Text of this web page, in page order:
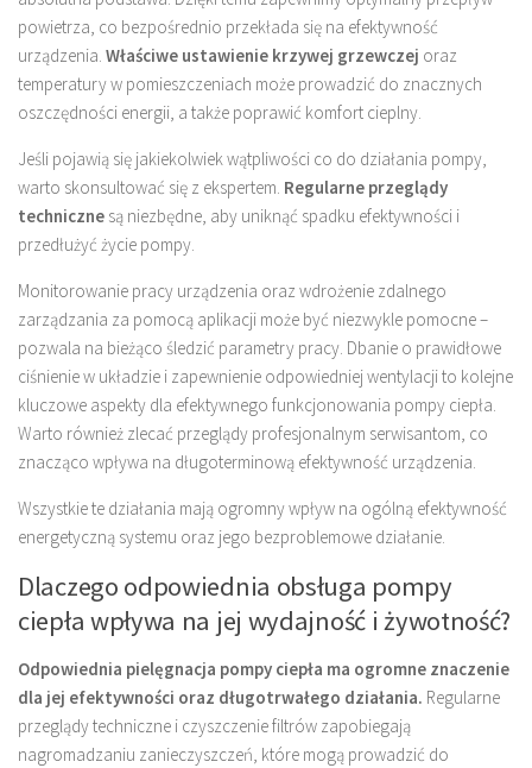
powietrza, co bezpośrednio przekłada się na efektywność
urządzenia. Właściwe ustawienie krzywej grzewczej oraz
temperatury w pomieszczeniach może prowadzić do znacznych
oszczędności energii, a także poprawić komfort cieplny.
Jeśli pojawią się jakiekolwiek wątpliwości co do działania pompy,
warto skonsultować się z ekspertem. Regularne przeglądy
techniczne są niezbędne, aby uniknąć spadku efektywności i
przedłużyć życie pompy.
Monitorowanie pracy urządzenia oraz wdrożenie zdalnego
zarządzania za pomocą aplikacji może być niezwykle pomocne –
pozwala na bieżąco śledzić parametry pracy. Dbanie o prawidłowe
ciśnienie w układzie i zapewnienie odpowiedniej wentylacji to kolejne
kluczowe aspekty dla efektywnego funkcjonowania pompy ciepła.
Warto również zlecać przeglądy profesjonalnym serwisantom, co
znacząco wpływa na długoterminową efektywność urządzenia.
Wszystkie te działania mają ogromny wpływ na ogólną efektywność
energetyczną systemu oraz jego bezproblemowe działanie.
Dlaczego odpowiednia obsługa pompy
ciepła wpływa na jej wydajność i żywotność?
Odpowiednia pielęgnacja pompy ciepła ma ogromne znaczenie
dla jej efektywności oraz długotrwałego działania. Regularne
przeglądy techniczne i czyszczenie filtrów zapobiegają
nagromadzaniu zanieczyszczeń, które mogą prowadzić do